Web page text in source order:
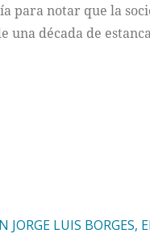
para notar que la
una década de
JORGE LUIS BORGES,